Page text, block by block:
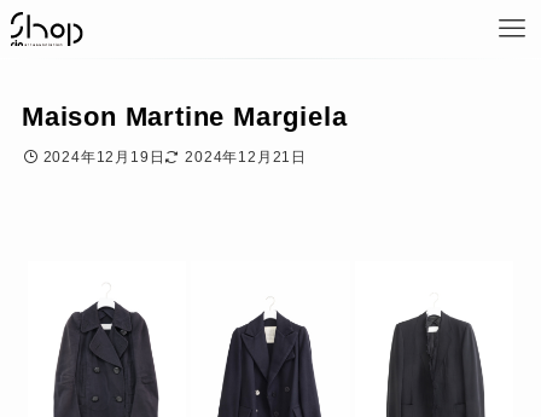
Maison Martine Margiela
2024年12月19日 2024年12月21日